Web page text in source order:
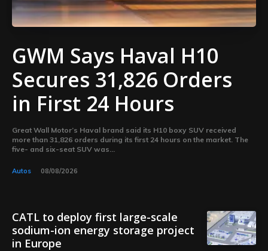
GWM Says Haval H10
Secures 31,826 Orders
in First 24 Hours
Great Wall Motor’s Haval brand said its H10 boxy SUV received
more than 31,826 orders during its first 24 hours on the market. The
five- and six-seat SUV was...
Autos 08/08/2026
CATL to deploy first large-scale
sodium-ion energy storage project
in Europe